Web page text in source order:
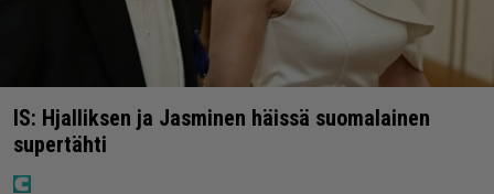
IS: Hjalliksen ja Jasminen häissä suomalainen
supertähti